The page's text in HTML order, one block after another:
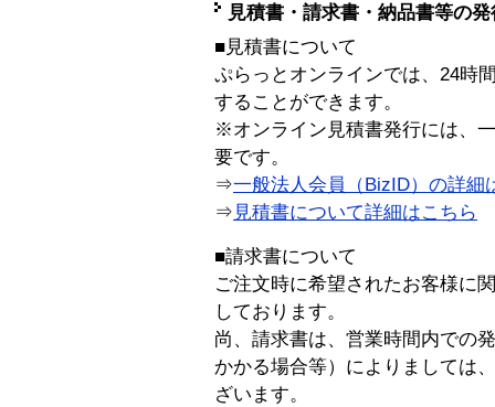
見積書・請求書・納品書等の
■見積書について
ぷらっとオンラインでは、24時
することができます。
※オンライン見積書発行には、
要です。
⇒一般法人会員（BizID）の詳細
⇒ 見積書について詳細はこちら
■請求書について
ご注文時に希望されたお客様に
しております。
尚、請求書は、営業時間内での
かかる場合等）によりましては
ざいます。